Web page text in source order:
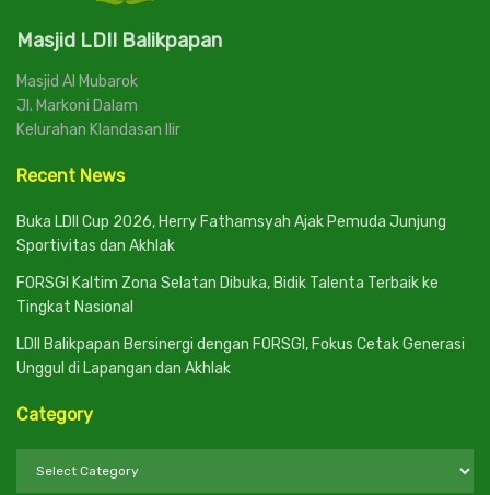
Masjid LDII Balikpapan
Masjid Al Mubarok
Jl. Markoni Dalam
Kelurahan Klandasan Ilir
Recent News
Buka LDII Cup 2026, Herry Fathamsyah Ajak Pemuda Junjung
Sportivitas dan Akhlak
FORSGI Kaltim Zona Selatan Dibuka, Bidik Talenta Terbaik ke
Tingkat Nasional
LDII Balikpapan Bersinergi dengan FORSGI, Fokus Cetak Generasi
Unggul di Lapangan dan Akhlak
Category